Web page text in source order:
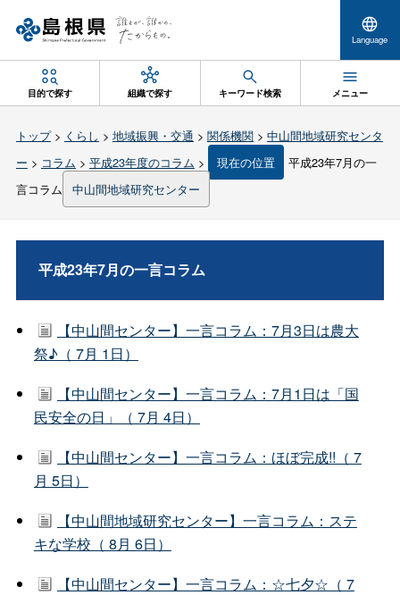
Language
目的で探す 組織で探す キーワード検索 メニュー
トップ> くらし > 地域振興・交通 > 関係機関> 中山間地域研究センタ
ー > コラム > 平成23年度のコラム > 現在の位置
平成23年7月の一
言コラム
中山間地域研究センター
平成23年7月の一言コラム
【中山間センター】一言コラム：7月3日は農大
祭♪（ 7月 1日）
【中山間センター】一言コラム：7月1日は「国
民安全の日」（ 7月 4日）
【中山間センター】一言コラム：ほぼ完成!!（ 7
月 5日）
【中山間地域研究センター】一言コラム：ステ
キな学校（ 8月 6日）
【中山間センター】一言コラム：☆七夕☆（ 7